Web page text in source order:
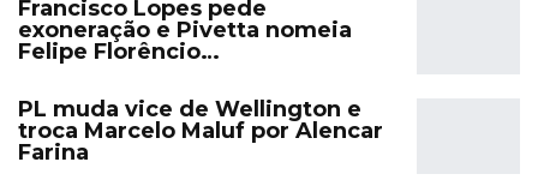
Francisco Lopes pede
exoneração e Pivetta nomeia
Felipe Florêncio…
PL muda vice de Wellington e
troca Marcelo Maluf por Alencar
Farina